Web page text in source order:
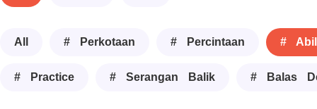
All # Perkotaan # Percintaan #
# Practice # Serangan Balik # Balas